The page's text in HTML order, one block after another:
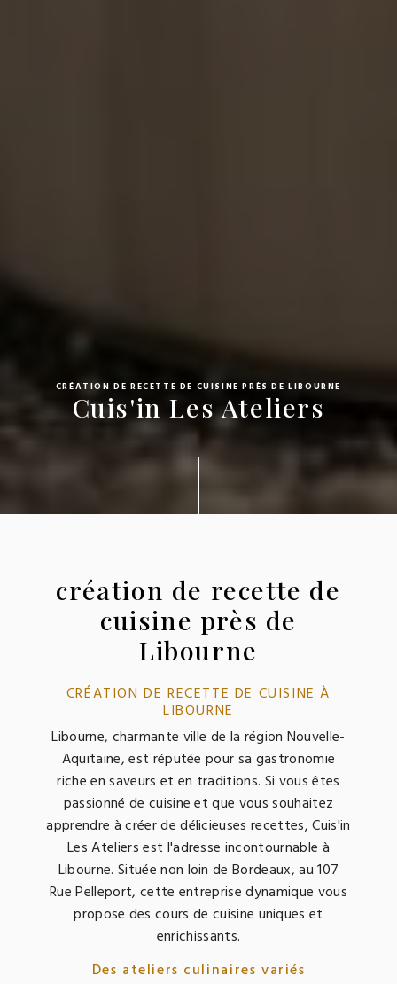
CRÉATION DE RECETTE DE CUISINE PRÈS DE LIBOURNE
Cuis'in Les Ateliers
création de recette de
cuisine près de
Libourne
CRÉATION DE RECETTE DE CUISINE À
LIBOURNE
Libourne, charmante ville de la région Nouvelle-
Aquitaine, est réputée pour sa gastronomie
riche en saveurs et en traditions. Si vous êtes
passionné de cuisine et que vous souhaitez
apprendre à créer de délicieuses recettes, Cuis'in
Les Ateliers est l'adresse incontournable à
Libourne. Située non loin de Bordeaux, au 107
Rue Pelleport, cette entreprise dynamique vous
propose des cours de cuisine uniques et
enrichissants.
Des ateliers culinaires variés